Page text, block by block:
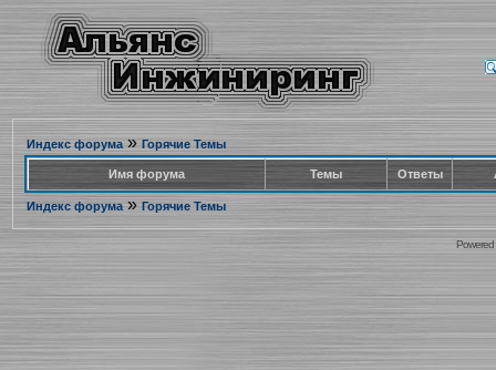
Индекс форума» Горячие Темы
Имя форума Темы Ответы
Индекс форума» Горячие Темы